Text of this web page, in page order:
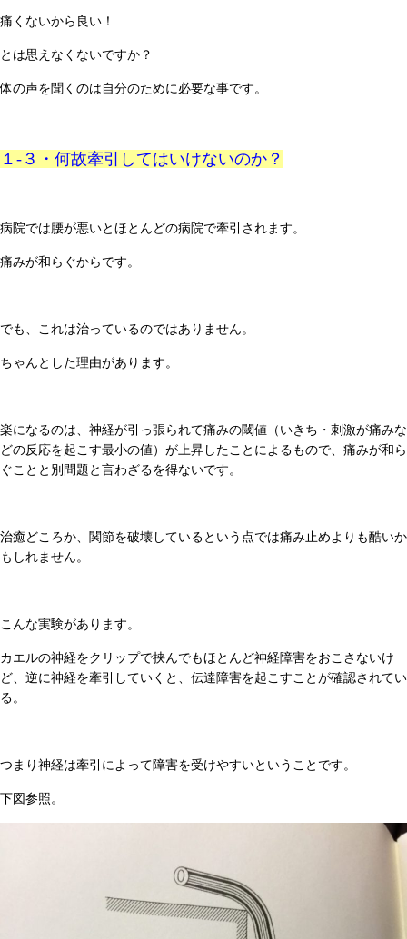
痛くないから良い！
とは思えなくないですか？
体の声を聞くのは自分のために必要な事です。
１-３・何故牽引してはいけないのか？
病院では腰が悪いとほとんどの病院で牽引されます。
痛みが和らぐからです。
でも、これは治っているのではありません。
ちゃんとした理由があります。
楽になるのは、神経が引っ張られて痛みの閾値（いきち・刺激が痛みな
どの反応を起こす最小の値）が上昇したことによるもので、痛みが和ら
ぐことと別問題と言わざるを得ないです。
治癒どころか、関節を破壊しているという点では痛み止めよりも酷いか
もしれません。
こんな実験があります。
カエルの神経をクリップで挟んでもほとんど神経障害をおこさないけ
ど、逆に神経を牽引していくと、伝達障害を起こすことが確認されてい
る。
つまり神経は牽引によって障害を受けやすいということです。
下図参照。